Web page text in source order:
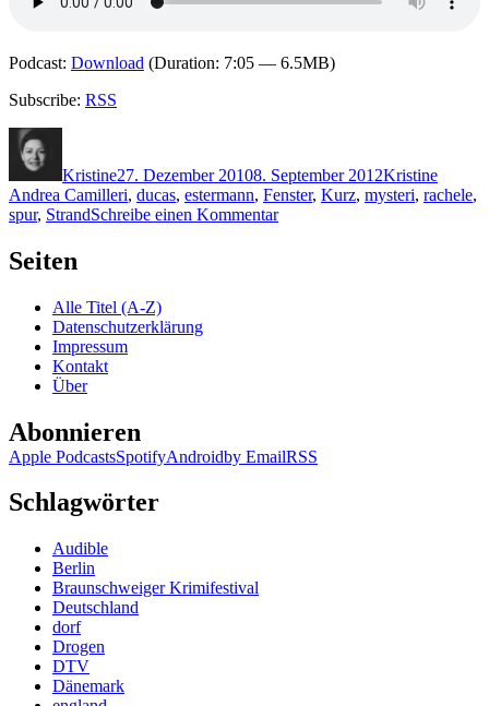
Podcast: Download (Duration: 7:05 — 6.5MB)
Subscribe: RSS
Kristine27. Dezember 20108. September 2012Kristine
Andrea Camilleri, ducas, estermann, Fenster, Kurz, mysteri, rachele,
spur, StrandSchreibe einen Kommentarzu
Seiten
Alle Titel (A-Z)
Datenschutzerklärung
Impressum
Kontakt
Über
Abonnieren
Apple PodcastsSpotifyAndroidby EmailRSS
Schlagwörter
Audible
Berlin
Braunschweiger Krimifestival
Deutschland
dorf
Drogen
DTV
Dänemark